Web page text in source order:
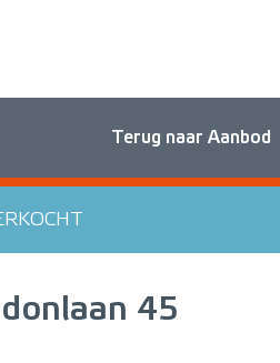
Terug naar Aanbod
45